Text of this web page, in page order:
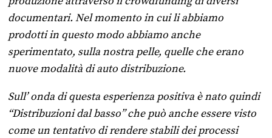
documentari. Nel momento in cui li abbiamo
prodotti in questo modo abbiamo anche
sperimentato, sulla nostra pelle, quelle che erano
nuove modalità di auto distribuzione.
Sull’ onda di questa esperienza positiva è nato quindi
“Distribuzioni dal basso” che può anche essere visto
come un tentativo di rendere stabili dei processi